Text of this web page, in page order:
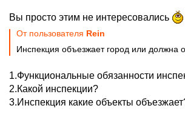
Вы просто этим не интересовались
От пользователя Rеin
Инспекция объезжает город или должна
1.Функциональные обязанности
2.Какой инспекции?
3.Инспекция какие объекты